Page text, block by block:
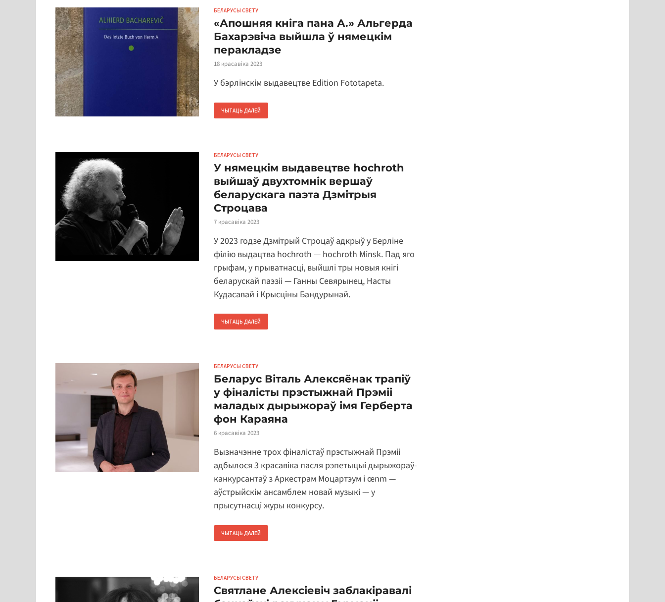
БЕЛАРУСЫ СВЕТУ
«Апошняя кніга пана А.» Альгерда
Бахарэвіча выйшла ў нямецкім
перакладзе
18 красавіка 2023
У бэрлінскім выдавецтве Edition Fototapeta.
ЧЫТАЦЬ ДАЛЕЙ
БЕЛАРУСЫ СВЕТУ
У нямецкім выдавецтве hochroth
выйшаў двухтомнік вершаў
беларускага паэта Дзмітрыя
Строцава
7 красавіка 2023
У 2023 годзе Дзмітрый Строцаў адкрыў у Берліне
філію выдацтва hochroth — hochroth Minsk. Пад яго
грыфам, у прыватнасці, выйшлі тры новыя кнігі
беларускай паэзіі — Ганны Севярынец, Насты
Кудасавай і Крысціны Бандурынай.
ЧЫТАЦЬ ДАЛЕЙ
БЕЛАРУСЫ СВЕТУ
Беларус Віталь Алексяёнак трапіў
у фіналісты прэстыжнай Прэміі
маладых дырыжораў імя Герберта
фон Караяна
6 красавіка 2023
Вызначэнне трох фіналістаў прэстыжнай Прэміі
адбылося 3 красавіка пасля рэпетыцыі дырыжораў-
канкурсантаў з Аркестрам Моцартэум і œnm —
аўстрыйскім ансамблем новай музыкі — у
прысутнасці журы конкурсу.
ЧЫТАЦЬ ДАЛЕЙ
БЕЛАРУСЫ СВЕТУ
Святлане Алексіевіч заблакіравалі